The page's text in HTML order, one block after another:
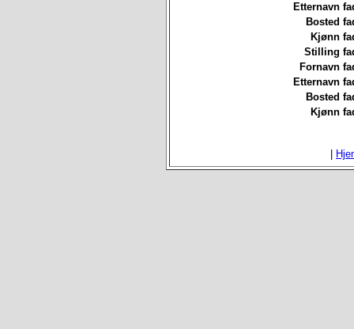
Etternavn
Bosted
Kjønn
Stilling
Fornavn
Etternavn
Bosted
Kjønn